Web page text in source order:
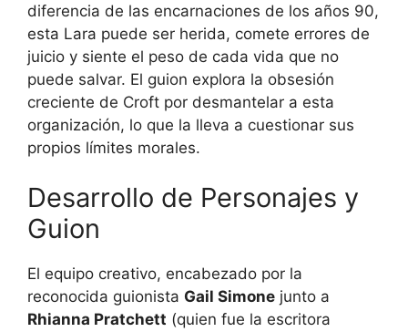
diferencia de las encarnaciones de los años 90,
esta Lara puede ser herida, comete errores de
juicio y siente el peso de cada vida que no
puede salvar. El guion explora la obsesión
creciente de Croft por desmantelar a esta
organización, lo que la lleva a cuestionar sus
propios límites morales.
Desarrollo de Personajes y
Guion
El equipo creativo, encabezado por la
reconocida guionista Gail Simone junto a
Rhianna Pratchett (quien fue la escritora